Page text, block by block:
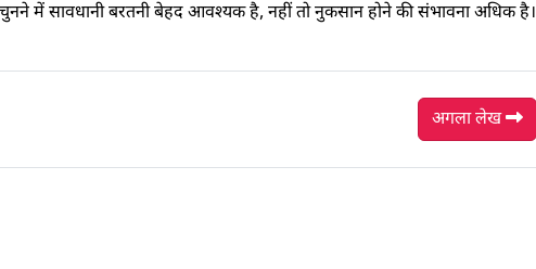
में सावधानी बरतनी बेहद आवश्यक है, नहीं तो नुकसान होने की संभावना अधिक है।
अगला लेख